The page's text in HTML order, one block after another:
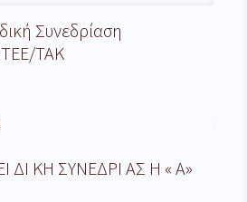
Συνεδρίαση
ΤΕΕ/ΤΑΚ
ΔΙ ΚΗ ΣΥΝΕΔΡΙ ΑΣ Η « Α»